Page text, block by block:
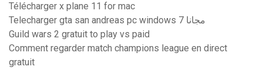
Télécharger x plane 11 for mac
Telecharger gta san andreas pc windows 7 مجانا
Guild wars 2 gratuit to play vs paid
Comment regarder match champions league en direct
gratuit